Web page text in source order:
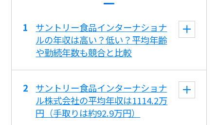
サントリー食品インターナショナ
ルの年収は高い？低い？平均年齢
や勤続年数も競合と比較
サントリー食品インターナショナ
ル株式会社の平均年収は1114.2万
円（手取りは約92.9万円）